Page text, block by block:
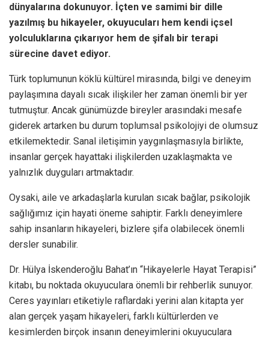
dünyalarına dokunuyor. İçten ve samimi bir dille
yazılmış bu hikayeler, okuyucuları hem kendi içsel
yolculuklarına çıkarıyor hem de şifalı bir terapi
sürecine davet ediyor.
Türk toplumunun köklü kültürel mirasında, bilgi ve deneyim
paylaşımına dayalı sıcak ilişkiler her zaman önemli bir yer
tutmuştur. Ancak günümüzde bireyler arasındaki mesafe
giderek artarken bu durum toplumsal psikolojiyi de olumsuz
etkilemektedir. Sanal iletişimin yaygınlaşmasıyla birlikte,
insanlar gerçek hayattaki ilişkilerden uzaklaşmakta ve
yalnızlık duyguları artmaktadır.
Oysaki, aile ve arkadaşlarla kurulan sıcak bağlar, psikolojik
sağlığımız için hayati öneme sahiptir. Farklı deneyimlere
sahip insanların hikayeleri, bizlere şifa olabilecek önemli
dersler sunabilir.
Dr. Hülya İskenderoğlu Bahat’ın “Hikayelerle Hayat Terapisi”
kitabı, bu noktada okuyuculara önemli bir rehberlik sunuyor.
Ceres yayınları etiketiyle raflardaki yerini alan kitapta yer
alan gerçek yaşam hikayeleri, farklı kültürlerden ve
kesimlerden birçok insanın deneyimlerini okuyuculara